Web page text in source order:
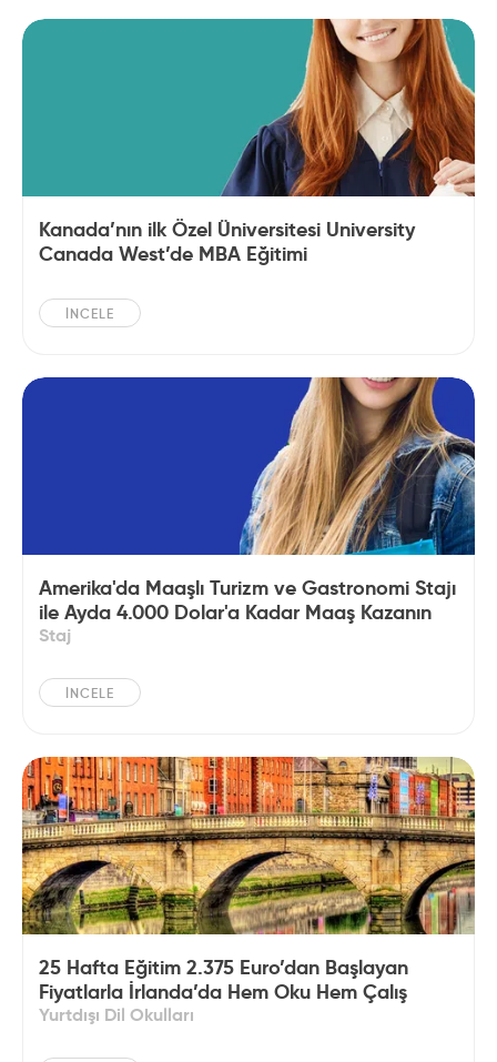
Kanada’nın ilk Özel Üniversitesi University
Canada West’de MBA Eğitimi
İNCELE
Amerika'da Maaşlı Turizm ve Gastronomi Stajı
ile Ayda 4.000 Dolar'a Kadar Maaş Kazanın
Staj
İNCELE
25 Hafta Eğitim 2.375 Euro’dan Başlayan
Fiyatlarla İrlanda’da Hem Oku Hem Çalış
Yurtdışı Dil Okulları